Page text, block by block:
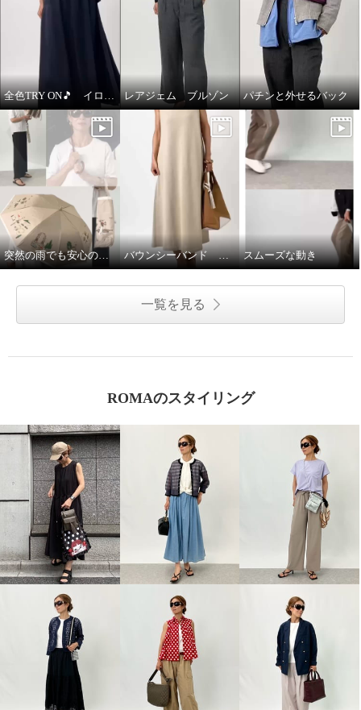
ギンカウィンカ ドレスドヘアー
ショートスタイル前髪あり トリ
プルピン付
アースブラウン
レアジェム ブルゾン パチンと外せるバック
突然の雨でも安心の晴雨兼用傘♩ バウンシーバンド ワンピース スムーズな動き
一覧を見る
ROMAのスタイリング